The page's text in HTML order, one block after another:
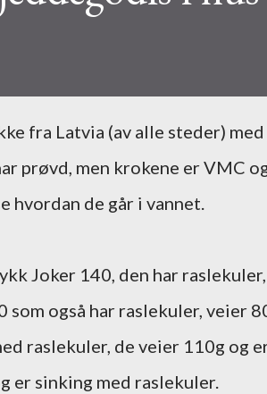
prøvd, men krokene er VMC
hvordan de går i vannet.
Joker 140, den har
som også har raslekuler, veier
raslekuler, de veier 110g og
er sinking med raslekuler.